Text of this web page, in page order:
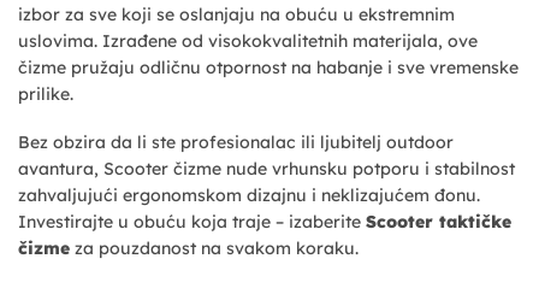
izbor za sve koji se oslanjaju na obuću u ekstremnim
uslovima. Izrađene od visokokvalitetnih materijala, ove
čizme pružaju odličnu otpornost na habanje i sve vremenske
prilike.
Bez obzira da li ste profesionalac ili ljubitelj outdoor
avantura, Scooter čizme nude vrhunsku potporu i stabilnost
zahvaljujući ergonomskom dizajnu i neklizajućem đonu.
Investirajte u obuću koja traje – izaberite Scooter taktičke
čizme za pouzdanost na svakom koraku.